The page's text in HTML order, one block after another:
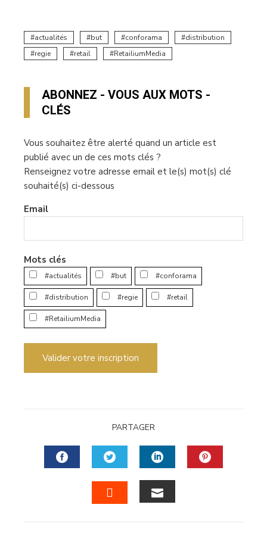
actualités but conforama
distribution
regie
retail RetailiumMedia
ABONNEZ - VOUS AUX MOTS -
CLÉS
Vous souhaitez être alerté quand un article est
publié avec un de ces mots clés ?
Renseignez votre adresse email et le(s) mot(s) clé
souhaité(s) ci-dessous
Email
Mots clés
#actualités #but #conforama
#distribution #regie #retail
#RetailiumMedia
Valider votre inscription
PARTAGER
FACEBOOKTWITTERLINKEDIN